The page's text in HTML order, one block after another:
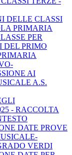
DELLE CLASSI
PRIMARIA
PER
DEL PRIMO
AI
A.S.
- RACCOLTA
DATE PROVE
VERDI